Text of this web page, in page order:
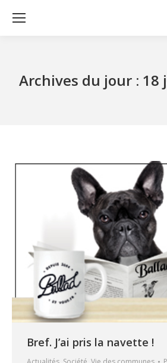
Archives du jour : 18
Bref. J’ai pris la navette !